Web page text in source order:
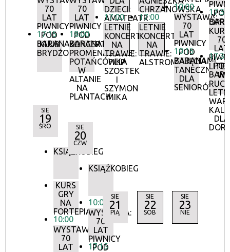
70
LAT
PIWNICY
POD
BARANAMI
17:15
KLUB
BRYDŻOWY
70
LAT
PIWNICY
POD
BARANAMI
18:00
KONCERTY
PROMENADOWE:
POTAŃCÓWKA
W
ALTANIE
NA
PLANTACH
DZIECI:
AMATEATR
17:00
LETNIE
KONCERTY
NA
TRAWIE:
FILIP
SZOSTEK
I
SZYMON
MIKA
CHRZANOWSKA
17:00
LETNIE
KONCERTY
NA
TRAWIE:
ALSTROMERIE
10:00
WYSTAWA:
70
LAT
PIWNICY
POD
BARANAMI
10:15
ZAJĘCIA
TANECZNE
DLA
SENIORÓW
POD
17:30
70
LAT
POD
17:30
W
DLA
SIE
19
ŚRO
KSIĄŻKOBIEG
KURS
GRY
NA
FORTEPIANIE
10:00
WYSTAWA:
70
LAT
SIE
20
CZW
KSIĄŻKOBIEG
10:00
WYSTAWA:
70
LAT
PIWNICY
POD
17:15
SIE
21
PIĄ
SIE
22
SOB
SIE
23
NIE